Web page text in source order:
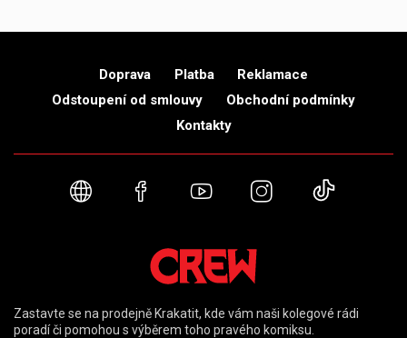
Doprava Platba
Reklamace
Odstoupení od smlouvy
Obchodní podmínky
Kontakty
Webové stránky
FacebookYouTubeInstagram
Zastavte se na prodejně Krakatit, kde vám naši kolegové rádi
poradí či pomohou s výběrem toho pravého komiksu.